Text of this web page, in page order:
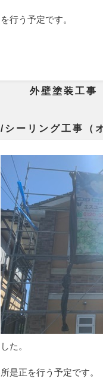
行う予定です。
様 外壁塗装
シーリング工事
た。
是正を行う予定です。